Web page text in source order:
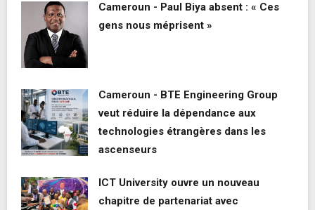
Cameroun - Paul Biya absent : « Ces
gens nous méprisent »
Cameroun - BTE Engineering Group
veut réduire la dépendance aux
technologies étrangères dans les
ascenseurs
ICT University ouvre un nouveau
chapitre de partenariat avec